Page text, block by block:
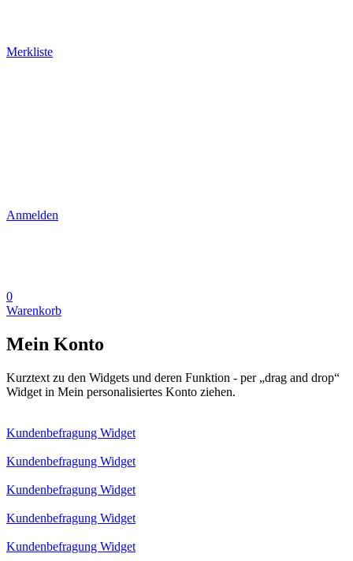
Merkliste
Anmelden
0
Warenkorb
Mein Konto
Kurztext zu den Widgets und deren Funktion - per „drag and drop“
Widget in Mein personalisiertes Konto ziehen.
Kundenbefragung Widget
Kundenbefragung Widget
Kundenbefragung Widget
Kundenbefragung Widget
Kundenbefragung Widget